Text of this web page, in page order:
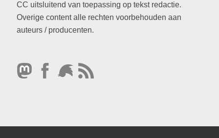
CC uitsluitend van toepassing op tekst redactie.
Overige content alle rechten voorbehouden aan
auteurs / producenten.